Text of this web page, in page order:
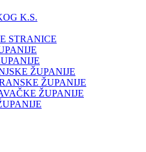
K.S.
STRANICE
ŽUPANIJE
ŽUPANIJE
ŽUPANIJE